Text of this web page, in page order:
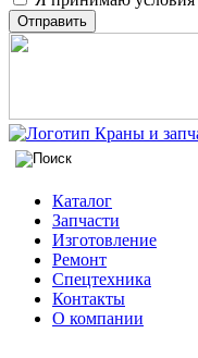
Отправить
Каталог
Запчасти
Изготовление
Ремонт
Спецтехника
Контакты
О компании